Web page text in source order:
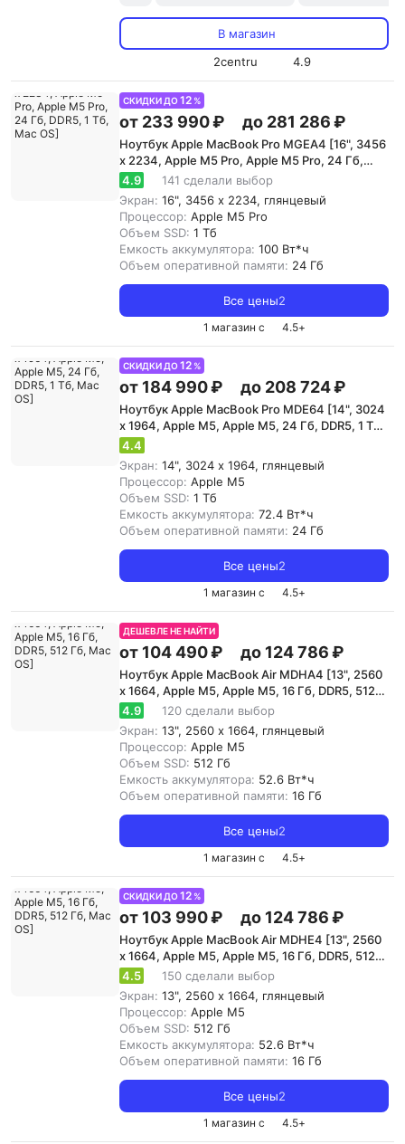
В магазин
2centru
4.9
СКИДКИ ДО12 %
от 233 990 ₽ до 281 286 ₽
Ноутбук Apple MacBook Pro MGEA4 [16", 3456
x 2234, Apple M5 Pro, Apple M5 Pro, 24 Гб,
DDR5, 1 Тб, Mac OS]
4.9
141 сделали выбор
Экран: 16", 3456 x 2234, глянцевый
Процессор: Apple M5 Pro
Объем SSD: 1 Тб
Емкость аккумулятора: 100 Вт*ч
Объем оперативной памяти: 24 Гб
Все цены2
1 магазин с 4.5+
СКИДКИ ДО12 %
от 184 990 ₽ до 208 724 ₽
Ноутбук Apple MacBook Pro MDE64 [14", 3024
x 1964, Apple M5, Apple M5, 24 Гб, DDR5, 1 Тб,
Mac OS]
4.4
Экран: 14", 3024 x 1964, глянцевый
Процессор: Apple M5
Объем SSD: 1 Тб
Емкость аккумулятора: 72.4 Вт*ч
Объем оперативной памяти: 24 Гб
Все цены2
1 магазин с 4.5+
ДЕШЕВЛЕ НЕ НАЙТИ
от 104 490 ₽ до 124 786 ₽
Ноутбук Apple MacBook Air MDHA4 [13", 2560
x 1664, Apple M5, Apple M5, 16 Гб, DDR5, 512
Гб, Mac OS]
4.9
120 сделали выбор
Экран: 13", 2560 x 1664, глянцевый
Процессор: Apple M5
Объем SSD: 512 Гб
Емкость аккумулятора: 52.6 Вт*ч
Объем оперативной памяти: 16 Гб
Все цены2
1 магазин с 4.5+
СКИДКИ ДО12 %
от 103 990 ₽ до 124 786 ₽
Ноутбук Apple MacBook Air MDHE4 [13", 2560
x 1664, Apple M5, Apple M5, 16 Гб, DDR5, 512
Гб, Mac OS]
4.5
150 сделали выбор
Экран: 13", 2560 x 1664, глянцевый
Процессор: Apple M5
Объем SSD: 512 Гб
Емкость аккумулятора: 52.6 Вт*ч
Объем оперативной памяти: 16 Гб
Все цены2
1 магазин с 4.5+